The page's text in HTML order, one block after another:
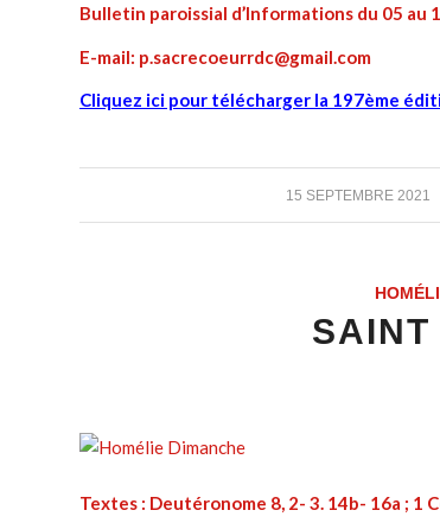
Bulletin paroissial d’Informations du 05 au
E-mail: p.sacrecoeurrdc@gmail.com
Cliquez ici pour télécharger la 197ème
15 SEPTEMBRE 2021
/
SAINT
Textes : Deutéronome 8, 2- 3. 14b- 16a ; 1